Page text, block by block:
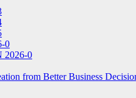
0
2026-0
from Better Business